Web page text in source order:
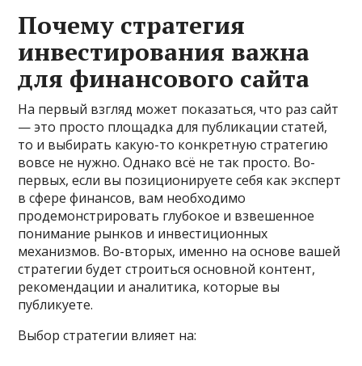
Почему стратегия
инвестирования важна
для финансового сайта
На первый взгляд может показаться, что раз сайт
— это просто площадка для публикации статей,
то и выбирать какую-то конкретную стратегию
вовсе не нужно. Однако всё не так просто. Во-
первых, если вы позиционируете себя как эксперт
в сфере финансов, вам необходимо
продемонстрировать глубокое и взвешенное
понимание рынков и инвестиционных
механизмов. Во-вторых, именно на основе вашей
стратегии будет строиться основной контент,
рекомендации и аналитика, которые вы
публикуете.
Выбор стратегии влияет на: